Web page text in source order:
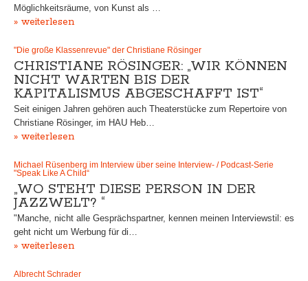
Möglichkeitsräume, von Kunst als …
» weiterlesen
"Die große Klassenrevue" der Christiane Rösinger
CHRISTIANE RÖSINGER: „WIR KÖNNEN
NICHT WARTEN BIS DER
KAPITALISMUS ABGESCHAFFT IST“
Seit einigen Jahren gehören auch Theaterstücke zum Repertoire von
Christiane Rösinger, im HAU Heb…
» weiterlesen
Michael Rüsenberg im Interview über seine Interview- / Podcast-Serie
"Speak Like A Child“
„WO STEHT DIESE PERSON IN DER
JAZZWELT? “
"Manche, nicht alle Gesprächspartner, kennen meinen Interviewstil: es
geht nicht um Werbung für di…
» weiterlesen
Albrecht Schrader